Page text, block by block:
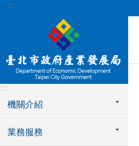
跳到主要內容區塊
:::
:::
機關介紹
業務服務